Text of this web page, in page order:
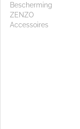
Bescherming
ZENZO
Accessoires